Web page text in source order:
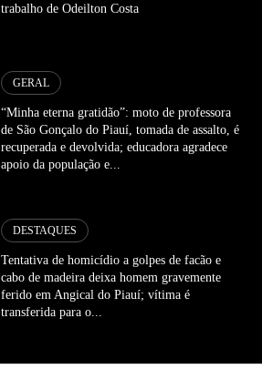
trabalho de Odeilton Costa
GERAL
“Minha eterna gratidão”: moto de professora
de São Gonçalo do Piauí, tomada de assalto, é
recuperada e devolvida; educadora agradece
apoio da população e...
DESTAQUES
Tentativa de homicídio a golpes de facão e
cabo de madeira deixa homem gravemente
ferido em Angical do Piauí; vítima é
transferida para o...